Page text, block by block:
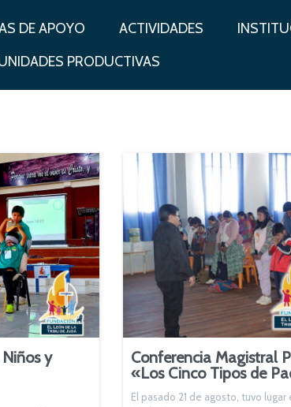
DE APOYO ACTIVIDADES
PRODUCTIVAS
y
Conferencia Magistral
«Los Cinco Tipos de
El pasado 21 de agosto, tuvo lugar